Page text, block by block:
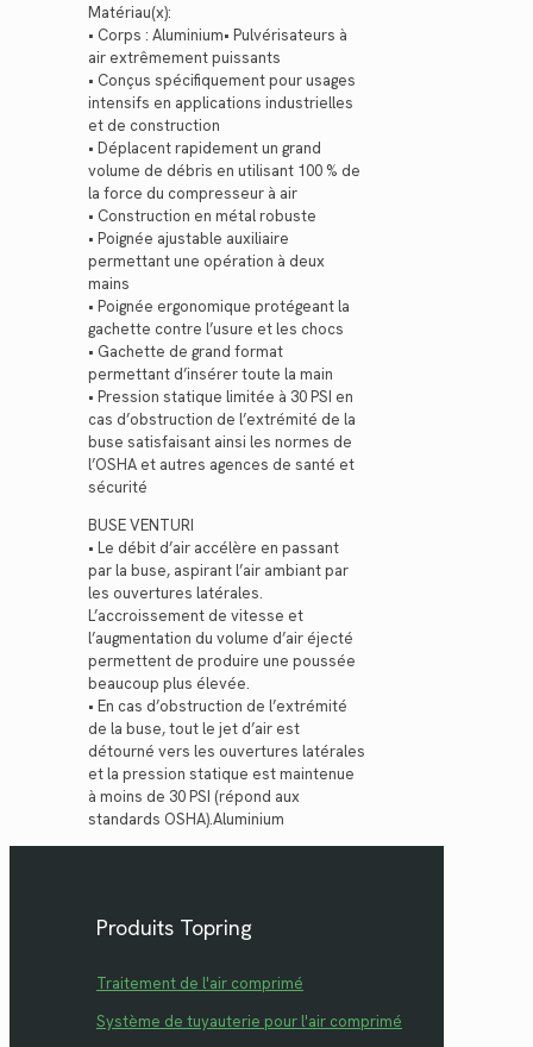
Matériau(x):
• Corps : Aluminium• Pulvérisateurs à
air extrêmement puissants
• Conçus spécifiquement pour usages
intensifs en applications industrielles
et de construction
• Déplacent rapidement un grand
volume de débris en utilisant 100 % de
la force du compresseur à air
• Construction en métal robuste
• Poignée ajustable auxiliaire
permettant une opération à deux
mains
• Poignée ergonomique protégeant la
gachette contre l’usure et les chocs
• Gachette de grand format
permettant d’insérer toute la main
• Pression statique limitée à 30 PSI en
cas d’obstruction de l’extrémité de la
buse satisfaisant ainsi les normes de
l’OSHA et autres agences de santé et
sécurité
BUSE VENTURI
• Le débit d’air accélère en passant
par la buse, aspirant l’air ambiant par
les ouvertures latérales.
L’accroissement de vitesse et
l’augmentation du volume d’air éjecté
permettent de produire une poussée
beaucoup plus élevée.
• En cas d’obstruction de l’extrémité
de la buse, tout le jet d’air est
détourné vers les ouvertures latérales
et la pression statique est maintenue
à moins de 30 PSI (répond aux
standards OSHA).Aluminium
Produits Topring
Traitement de l'air comprimé
Système de tuyauterie pour l'air comprimé